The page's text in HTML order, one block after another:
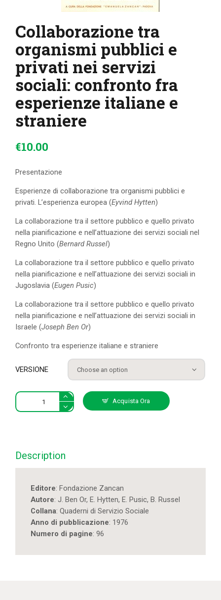
Collaborazione tra
organismi pubblici e
privati nei servizi
sociali: confronto fra
esperienze italiane e
straniere
€10.00
Presentazione
Esperienze di collaborazione tra organismi pubblici e
privati. L’esperienza europea (Eyvind Hytten)
La collaborazione tra il settore pubblico e quello privato
nella pianificazione e nell’attuazione dei servizi sociali nel
Regno Unito (Bernard Russel)
La collaborazione tra il settore pubblico e quello privato
nella pianificazione e nell’attuazione dei servizi sociali in
Jugoslavia (Eugen Pusic)
La collaborazione tra il settore pubblico e quello privato
nella pianificazione e nell’attuazione dei servizi sociali in
Israele (Joseph Ben Or)
Confronto tra esperienze italiane e straniere
VERSIONE
Collaborazione
tra
privati
sociali:
confronto
esperienze
italiane
straniere
Acquista Ora
Description
Editore: Fondazione Zancan
Autore: J. Ben Or, E. Hytten, E. Pusic, B. Russel
Collana: Quaderni di Servizio Sociale
Anno di pubblicazione: 1976
Numero di pagine: 96